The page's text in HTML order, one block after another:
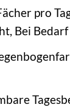
pro
Bei Bedarf